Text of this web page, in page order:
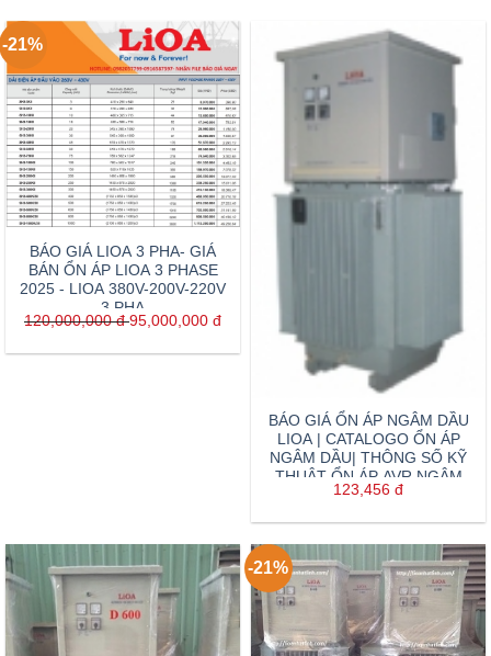
-21%
BÁO GIÁ LIOA 3 PHA- GIÁ
BÁN ỔN ÁP LIOA 3 PHASE
2025 - LIOA 380V-200V-220V
3 PHA
120,000,000đ 95,000,000 đ
BÁO GIÁ ỔN ÁP NGÂM DẦU
LIOA | CATALOGO ỔN ÁP
NGÂM DẦU| THÔNG SỐ KỸ
THUẬT ỔN ÁP AVR NGÂM
DẦU LIOA
123,456 đ
-21%